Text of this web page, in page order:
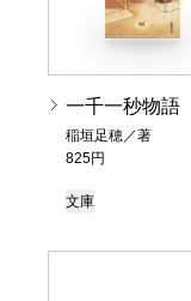
一千一秒物語
稲垣足穂／著
825円
文庫